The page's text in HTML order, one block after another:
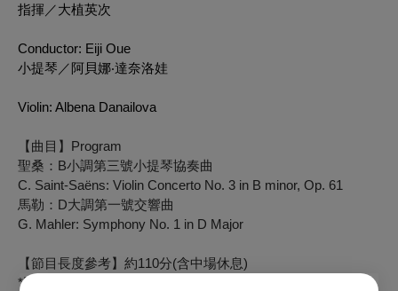
指揮／大植英次
Conductor: Eiji Oue
小提琴／阿貝娜‧達奈洛娃
Violin: Albena Danailova
【曲目】Program
聖桑：B小調第三號小提琴協奏曲
C. Saint-Saëns: Violin Concerto No. 3 in B minor, Op. 61
馬勒：D大調第一號交響曲
G. Mahler: Symphony No. 1 in D Major
【節目長度參考】約110分(含中場休息)
*以上演出內容或順序等若有異動，以實際演出為準。